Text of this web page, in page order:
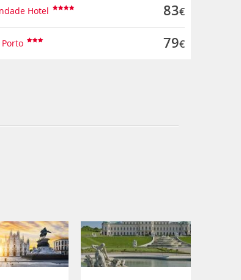
Hotel 83€
Porto 79€